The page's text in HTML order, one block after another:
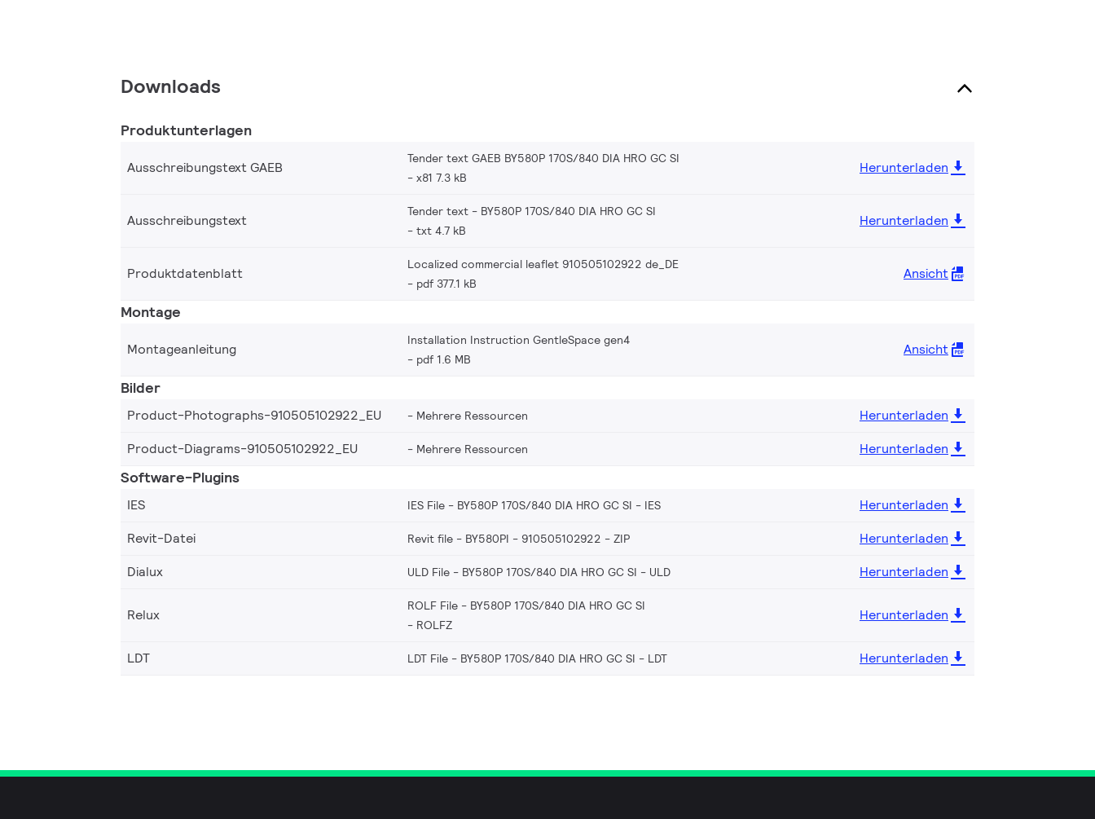
Downloads
Produktunterlagen
Ausschreibungstext GAEB
Tender text GAEB BY580P 170S/840 DIA HRO GC SI
x81 7.3 kB
Herunterladen
Ausschreibungstext
Tender text - BY580P 170S/840 DIA HRO GC SI
txt 4.7 kB
Herunterladen
Produktdatenblatt
Localized commercial leaflet 910505102922 de_DE
pdf 377.1 kB
Ansicht
Montage
Montageanleitung
Installation Instruction GentleSpace gen4
pdf 1.6 MB
Ansicht
Bilder
Product-Photographs-910505102922_EU Mehrere Ressourcen
Herunterladen
Product-Diagrams-910505102922_EU
Mehrere Ressourcen Herunterladen
Software-Plugins
IES IES File - BY580P 170S/840 DIA HRO GC SI IES
Herunterladen
Revit-Datei
Revit file - BY580PI - 910505102922 ZIP
Herunterladen
Dialux
ULD File - BY580P 170S/840 DIA HRO GC SI ULD Herunterladen
Relux
ROLF File - BY580P 170S/840 DIA HRO GC SI
ROLFZ
Herunterladen
LDT LDT File - BY580P 170S/840 DIA HRO GC SI LDT Herunterladen